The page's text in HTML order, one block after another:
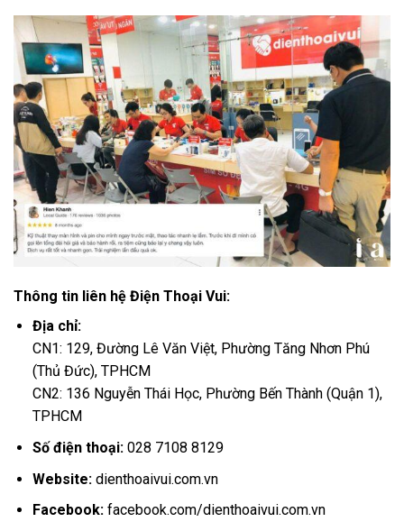
Thông tin liên hệ Điện Thoại Vui:
Địa chỉ:
CN1: 129, Đường Lê Văn Việt, Phường Tăng Nhơn Phú
(Thủ Đức), TPHCM
CN2: 136 Nguyễn Thái Học, Phường Bến Thành (Quận 1),
TPHCM
Số điện thoại:028 7108 8129
Website:dienthoaivui.com.vn
Facebook: facebook.com/dienthoaivui.com.vn